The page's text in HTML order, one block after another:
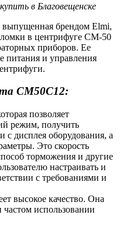
в Благовещенске
выпущенная брендом Elmi,
в центрифуге СМ-50
приборов. Ее
питания и управления
CM50C12:
позволяет
режим, получить
дисплея оборудования, а
Это скорость
торможения и другие
настраивать и
с требованиями и
высокое качество. Она
использовании